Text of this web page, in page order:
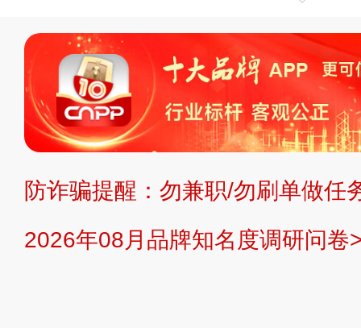
标、LOGO 等）知识产权归本站所
复制、转载、商用。本站不生产产
不代理、不招商、不提供中介服务。
持投资购买的观点或意见，页面信息
提交说明： 快速提交发布>> 提交品
防诈骗提醒：勿兼职/勿刷单做任
2026年08月品牌知名度调研问卷